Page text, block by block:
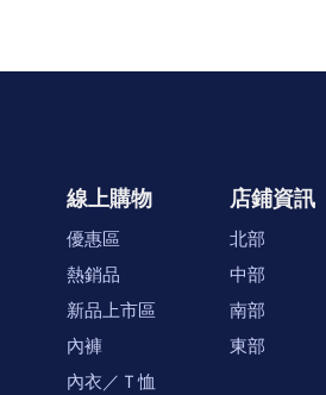
線上購物
優惠區
熱銷品
新品上市區
內褲
內衣／Ｔ恤
店鋪資訊
北部
中部
南部
東部